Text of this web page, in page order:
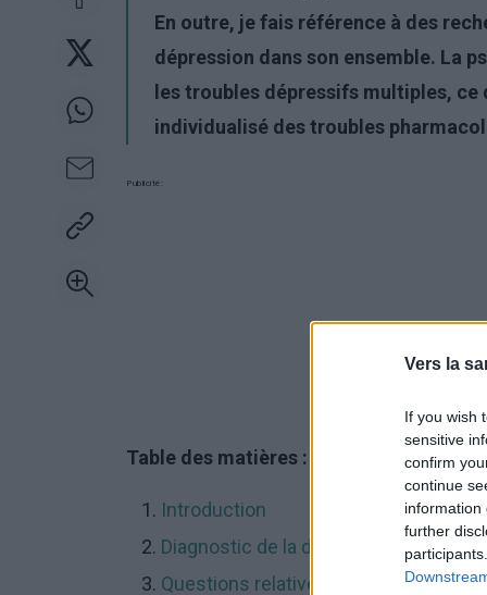
Vers la
If you wish
sensitive
confirm
continue
information
further
En outre, je fais référence à des
dépression dans son ensemble. La
les troubles dépressifs multiples,
individualisé des troubles
Publicité:
Table des matières :
Introduction
Diagnostic de la dépression
Questions relatives au diagnostic de